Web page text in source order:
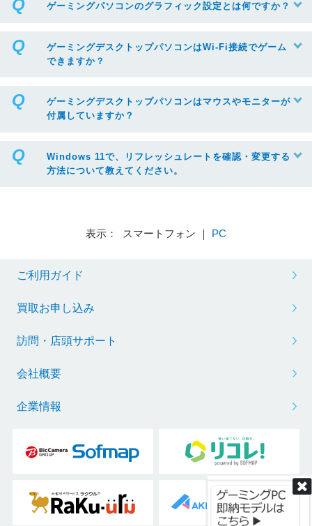
ゲーミングパソコンのグラフィック設定とは何ですか？
ゲーミングデスクトップパソコンはWi-Fi接続でゲーム
できますか？
ゲーミングデスクトップパソコンはマウスやモニターが
付属していますか？
Windows 11で、リフレッシュレートを確認・変更する
方法について教えてください。
※リフレッシュレートを変更する場合は、ボックスから任意の項目をクリック
表示： スマートフォン ｜ PC
ご利用ガイド
買取お申し込み
訪問・店頭サポート
会社概要
企業情報